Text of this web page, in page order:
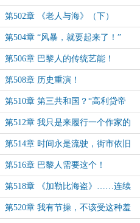
败的！
第502章 《老人与海》（下）
第504章 “风暴，就要起来了！”
第506章 巴黎人的传统艺能！
第508章 历史重演！
第510章 第三共和国？“高利贷帝
国”才对！
第512章 我只是来履行一个作家的
天职！
第514章 时间永是流驶，街市依旧
太平
第516章 巴黎人需要这个！
第518章 《加勒比海盗》……连续
图画书？（补更2）
第520章 我有节操，不该受这种羞